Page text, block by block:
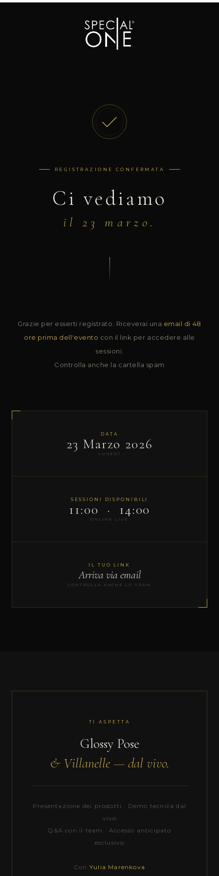
REGISTRAZIONE CONFERMATA
Ci vediamo
il 23 marzo.
Grazie per esserti registrato. Riceverai una email di 48
ore prima dell'evento con il link per accedere alle
sessioni.
Controlla anche la cartella spam
DATA
23 Marzo 2026
LUNEDÌ
SESSIONI DISPONIBILI
11:00 · 14:00
ONLINE LIVE
IL TUO LINK
Arriva via email
CONTROLLA ANCHE LO SPAM
TI ASPETTA
Glossy Pose
& Villanelle — dal vivo.
Presentazione dei prodotti · Demo tecnica dal
vivo
Q&A con il team · Accesso anticipato
esclusivo
Con Yulia Marenkova